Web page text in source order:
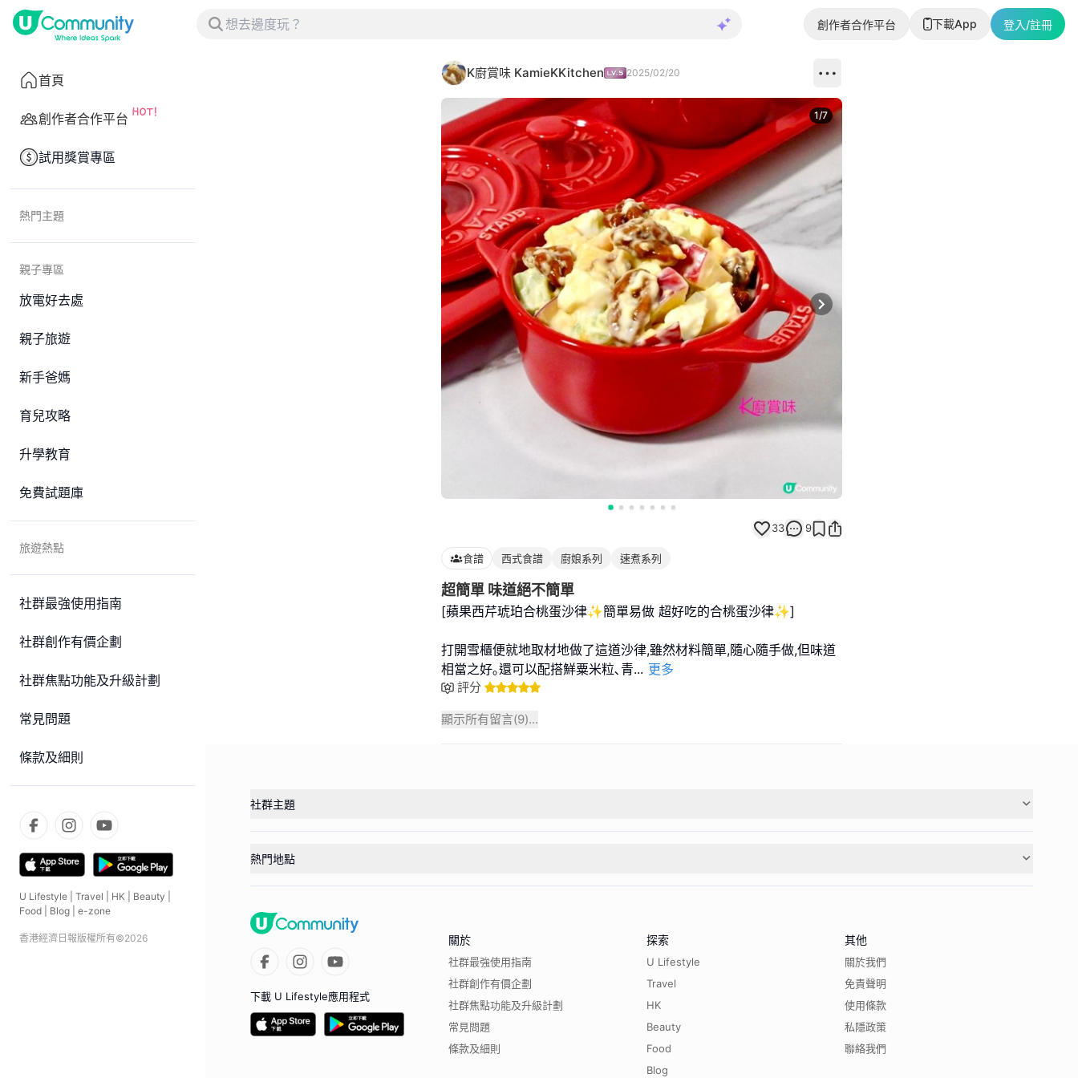
創作者合作平台 下載App 登入/註冊
首頁
創作者合作平台
試用獎賞專區
熱門主題
親子專區
放電好去處
親子旅遊
新手爸媽
育兒攻略
升學教育
免費試題庫
旅遊熱點
社群最強使用指南
社群創作有價企劃
社群焦點功能及升級計劃
常見問題
條款及細則
U Lifestyle Travel HK Beauty
Food
Blog e-zone
香港經濟日報版權所有©2026
K廚賞味 KamieKKitchen 2025/02/20
Next slide
1/7
33 9
食譜 西式食譜 廚娘系列 速煮系列
超簡單 味道絕不簡單
[蘋果西芹琥珀合桃蛋沙律✨簡單易做 超好吃的合桃蛋沙律✨]
打開雪櫃便就地取材地做了這道沙律,雖然材料簡單,隨心隨手做,但味道
相當之好｡還可以配搭鮮粟米粒､青... 更多
評分
顯示所有留言(9)...
社群主題
熱門地點
下載 U Lifestyle應用程式
關於
社群最強使用指南
社群創作有價企劃
社群焦點功能及升級計劃
常見問題
條款及細則
探索
U Lifestyle
Travel
HK
Beauty
Food
Blog
其他
關於我們
免責聲明
使用條款
私隱政策
聯絡我們